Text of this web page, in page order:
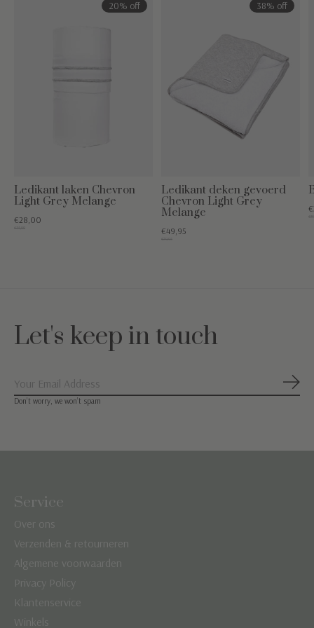
20% off
Ledikant laken Chevron
Light Grey Melange
€28,00
€35,00
38% off
Ledikant deken gevoerd
Chevron Light Grey
Melange
€49,95
€79,95
Let's keep in touch
Don’t worry, we won’t spam
Service
Over ons
Verzenden & retourneren
Algemene voorwaarden
Privacy Policy
Klantenservice
Winkels